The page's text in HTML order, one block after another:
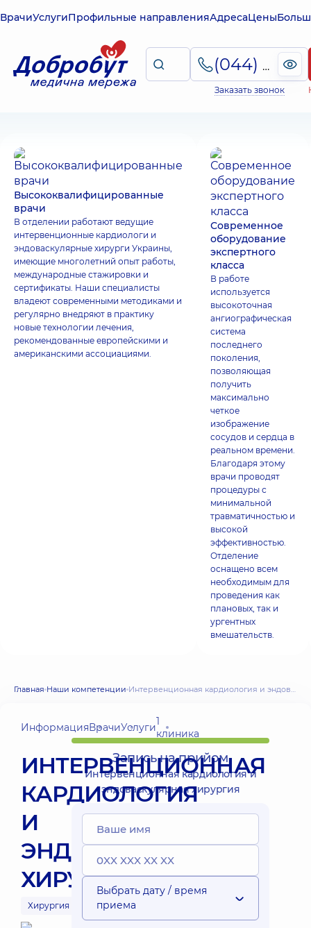
ВрачиУслугиПрофильные направленияАдресаЦены
(044) 495-2-888
Заказать звонок
Высококвалифицированные
врачи
В отделении работают ведущие
интервенционные кардиологи и
эндоваскулярные хирурги Украины,
имеющие многолетний опыт работы,
международные стажировки и
сертификаты. Наши специалисты
владеют современными методиками и
регулярно внедряют в практику
новые технологии лечения,
рекомендованные европейскими и
американскими ассоциациями.
Современное
оборудование
экспертного
класса
В работе
используется
высокоточная
ангиографическая
система
последнего
поколения,
позволяющая
получить
максимально
четкое
изображение
сосудов и сердца в
реальном времени.
Благодаря этому
врачи проводят
процедуры с
минимальной
травматичностью и
высокой
эффективностью.
Отделение
оснащено всем
необходимым для
проведения как
плановых, так и
ургентных
вмешательств.
Главная Наши компетенции Интервенционная кардиология и эндоваскулярная хирургия
ИнформацияВрачиУслуги1
клиника
ИНТЕРВЕНЦИОННАЯ
КАРДИОЛОГИЯ
И
ЭНДОВАСКУЛЯРНАЯ
ХИРУРГИЯ
Хирургия
Запись на прийом
Интервенционная кардиология и
эндоваскулярная хирургия
Выбрать дату / время
приема